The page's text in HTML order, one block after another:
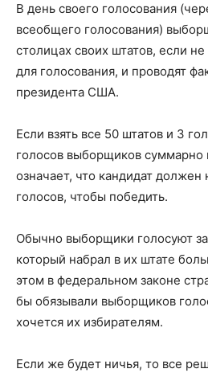
В день своего голосования
всеобщего голосования)
столицах своих штатов, если
для голосования, и проводят
президента США.
Если взять все 50 штатов и 3
голосов выборщиков суммарно
означает, что кандидат
голосов, чтобы победить.
Обычно выборщики голосуют за
который набрал в их штате
этом в федеральном законе
бы обязывали выборщиков
хочется их избирателям.
Если же будет ничья, то все